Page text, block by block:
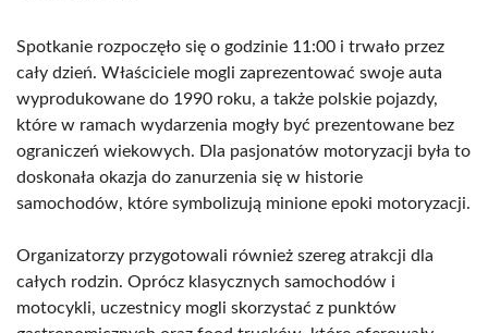
Spotkanie rozpoczęło się o godzinie 11:00 i trwało przez
cały dzień. Właściciele mogli zaprezentować swoje auta
wyprodukowane do 1990 roku, a także polskie pojazdy,
które w ramach wydarzenia mogły być prezentowane bez
ograniczeń wiekowych. Dla pasjonatów motoryzacji była to
doskonała okazja do zanurzenia się w historie
samochodów, które symbolizują minione epoki motoryzacji.
Organizatorzy przygotowali również szereg atrakcji dla
całych rodzin. Oprócz klasycznych samochodów i
motocykli, uczestnicy mogli skorzystać z punktów